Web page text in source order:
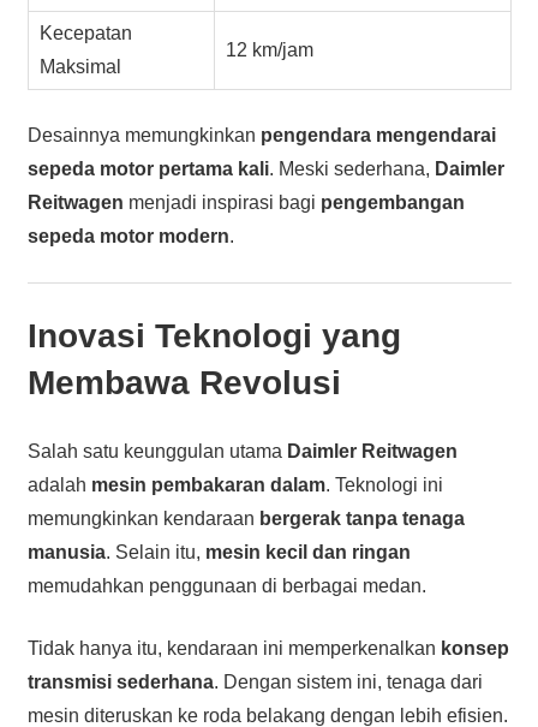
Kecepatan
Maksimal
12 km/jam
Desainnya memungkinkan pengendara mengendarai
sepeda motor pertama kali. Meski sederhana, Daimler
Reitwagen menjadi inspirasi bagi pengembangan
sepeda motor modern.
Inovasi Teknologi yang
Membawa Revolusi
Salah satu keunggulan utama Daimler Reitwagen
adalah mesin pembakaran dalam. Teknologi ini
memungkinkan kendaraan bergerak tanpa tenaga
manusia. Selain itu, mesin kecil dan ringan
memudahkan penggunaan di berbagai medan.
Tidak hanya itu, kendaraan ini memperkenalkan konsep
transmisi sederhana. Dengan sistem ini, tenaga dari
mesin diteruskan ke roda belakang dengan lebih efisien.